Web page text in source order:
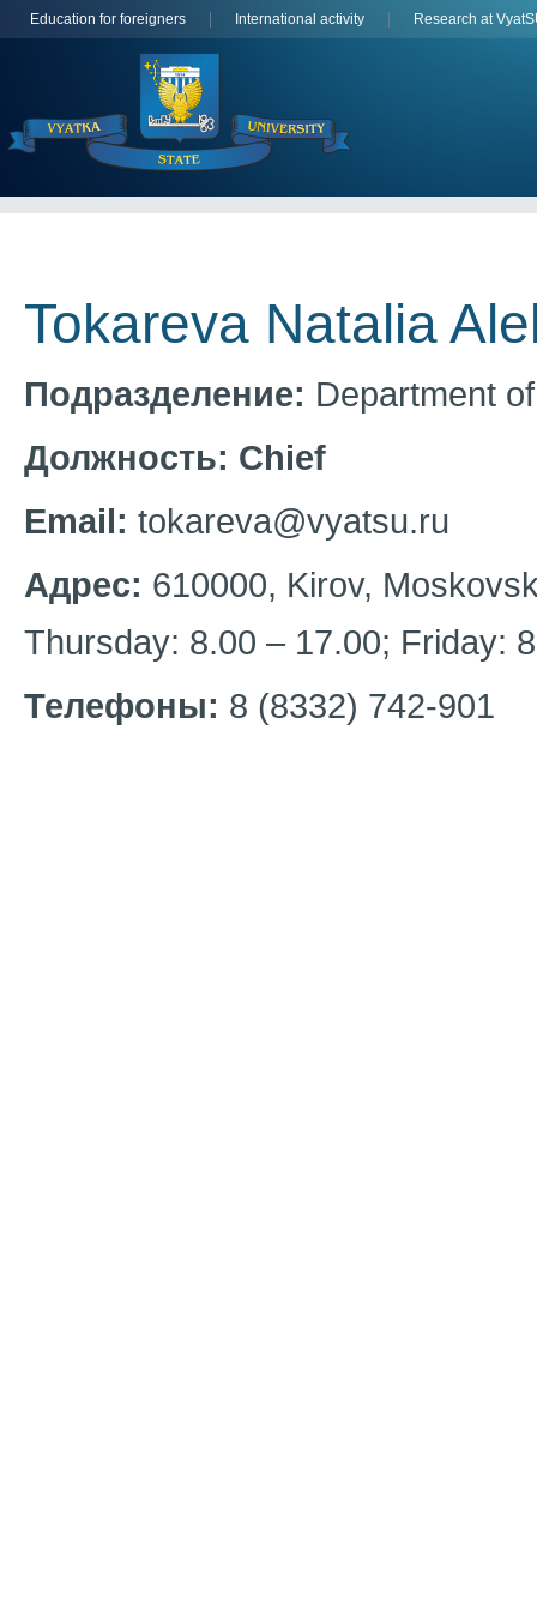
Education for foreigners International activity Research at
Tokareva Natalia
Подразделение: Department
Должность: Сhief
Email: tokareva@vyatsu.ru
Адрес: 610000, Kirov,
Thursday: 8.00 – 17.00; Friday:
Телефоны: 8 (8332) 742-901